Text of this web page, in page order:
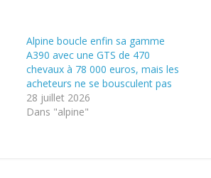
Alpine boucle enfin sa gamme
A390 avec une GTS de 470
chevaux à 78 000 euros, mais les
acheteurs ne se bousculent pas
28 juillet 2026
Dans "alpine"